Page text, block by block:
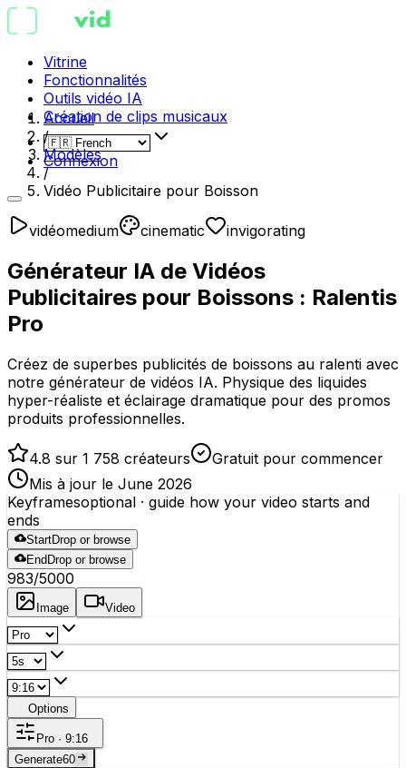
Vitrine
Fonctionnalités
Outils vidéo IA
Création de clips musicaux
Connexion
Accueil
/
Modèles
/
Vidéo Publicitaire pour Boisson
vidéomedium cinematic invigorating
Générateur IA de Vidéos
Publicitaires pour Boissons : Ralentis
Pro
Créez de superbes publicités de boissons au ralenti avec
notre générateur de vidéos IA. Physique des liquides
hyper-réaliste et éclairage dramatique pour des promos
produits professionnelles.
4.8 sur 1 758 créateurs
Gratuit pour commencer
Mis à jour le June 2026
Keyframesoptional · guide how your video starts and
ends
StartDrop or browse
End Drop or browse
983/5000
Image Video
Options
Pro · 9:16
Generate60